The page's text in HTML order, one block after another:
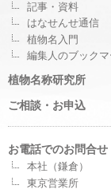
記事・資料
はなせんせ通信
植物名入門
編集人のブックマ
植物名称研究所
ご相談・お申込
お電話でのお問合せ
本社（鎌倉）
東京営業所